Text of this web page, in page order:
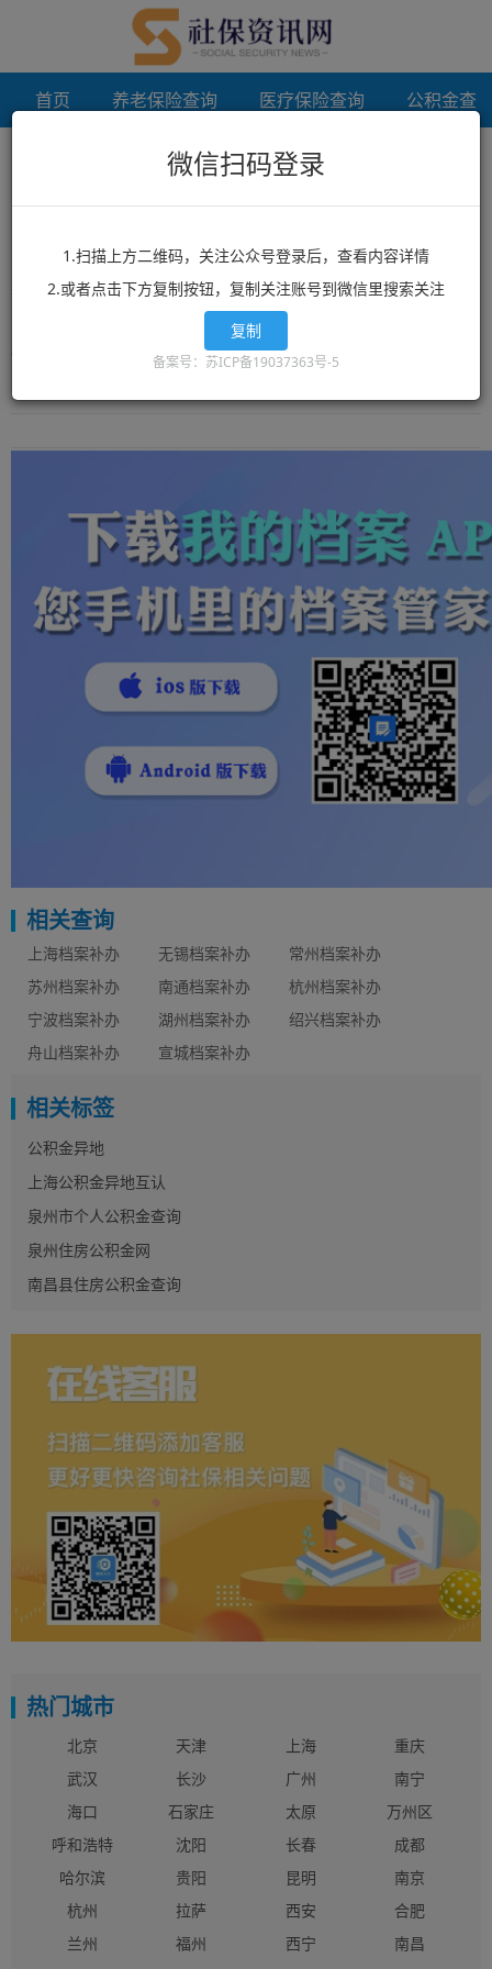
首页 养老保险查询 医疗保险查询 公积金查
嘉兴档案补办
想了解嘉兴档案补办？嘉兴档案补办相关政策？嘉兴档案补办最新消
息？就来12333社保查询网！这里有全网最丰富的精品嘉兴档案补办
相关文章资讯，嘉兴档案补办的最新信息可以让你快速的获取您想要
相关查询
上海档案补办 无锡档案补办
常州档案补办
苏州档案补办
南通档案补办
杭州档案补办
宁波档案补办
湖州档案补办
绍兴档案补办
舟山档案补办
宣城档案补办
相关标签
公积金异地
上海公积金异地互认
泉州市个人公积金查询
泉州住房公积金网
南昌县住房公积金查询
热门城市
北京 天津 上海
重庆
武汉
长沙 广州
南宁
海口
石家庄 太原
万州区
呼和浩特
沈阳 长春
成都
哈尔滨
贵阳 昆明
南京
杭州
拉萨 西安
合肥
兰州
福州 西宁
南昌
微信扫码登录
1.扫描上方二维码，关注公众号登录后，查看内容详情
2.或者点击下方复制按钮，复制关注账号到微信里搜索关注
复制
备案号：苏ICP备19037363号-5